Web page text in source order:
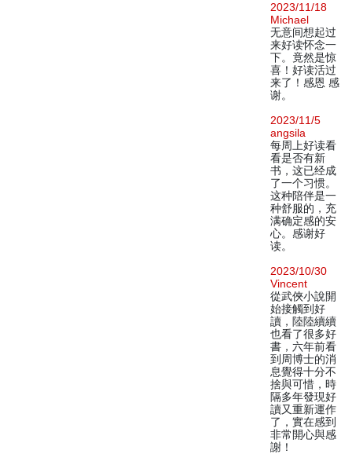
2023/11/18
Michael
无意间想起过
来好读怀念一
下。竟然是惊
喜！好读活过
来了！感恩 感
谢。
2023/11/5
angsila
每周上好读看
看是否有新
书，这已经成
了一个习惯。
这种陪伴是一
种舒服的，充
满确定感的安
心。感谢好
读。
2023/10/30
Vincent
從武俠小說開
始接觸到好
讀，陸陸續續
也看了很多好
書，六年前看
到周博士的消
息覺得十分不
捨與可惜，時
隔多年發現好
讀又重新運作
了，實在感到
非常開心與感
謝！